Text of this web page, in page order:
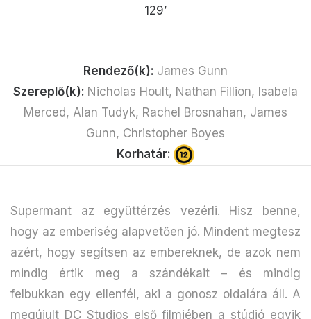
129’
Rendező(k): James Gunn
Szereplő(k): Nicholas Hoult, Nathan Fillion, Isabela
Merced, Alan Tudyk, Rachel Brosnahan, James
Gunn, Christopher Boyes
Korhatár:
Supermant az együttérzés vezérli. Hisz benne,
hogy az emberiség alapvetően jó. Mindent megtesz
azért, hogy segítsen az embereknek, de azok nem
mindig értik meg a szándékait – és mindig
felbukkan egy ellenfél, aki a gonosz oldalára áll. A
megújult DC Studios első filmjében a stúdió egyik